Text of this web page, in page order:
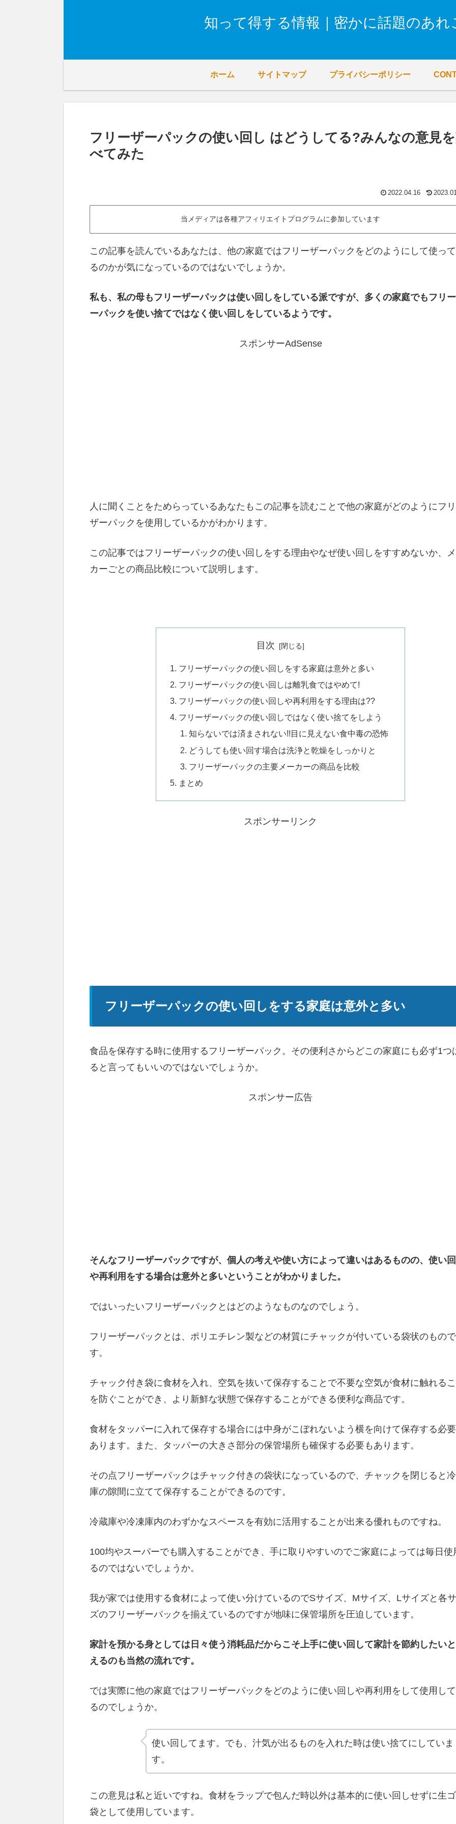
知って得する情報｜密かに話題のあれ
ホーム サイトマップ プライバシーポリシー
フリーザーパックの使い回し はどうしてる?みんなの意見
べてみた
2022.04.16
当メディアは各種アフィリエイトプログラムに参加しています
この記事を読んでいるあなたは、他の家庭ではフリーザーパックをどのようにして使っ
るのかが気になっているのではないでしょうか。
私も、私の母もフリーザーパックは使い回しをしている派ですが、多くの家庭でもフリ
ーパックを使い捨てではなく使い回しをしているようです。
スポンサーAdSense
人に聞くことをためらっているあなたもこの記事を読むことで他の家庭がどのようにフ
ザーパックを使用しているかがわかります。
この記事ではフリーザーパックの使い回しをする理由やなぜ使い回しをすすめないか、
カーごとの商品比較について説明します。
目次
フリーザーパックの使い回しをする家庭は意外と多い
フリーザーパックの使い回しは離乳食ではやめて!
フリーザーパックの使い回しや再利用をする理由は??
フリーザーパックの使い回しではなく使い捨てをしよう
知らないでは済まされない!!目に見えない食中毒の恐怖
どうしても使い回す場合は洗浄と乾燥をしっかりと
フリーザーパックの主要メーカーの商品を比較
まとめ
スポンサーリンク
フリーザーパックの使い回しをする家庭は意外と多い
食品を保存する時に使用するフリーザーパック。その便利さからどこの家庭にも必ず1つ
ると言ってもいいのではないでしょうか。
スポンサー広告
そんなフリーザーパックですが、個人の考えや使い方によって違いはあるものの、使い
や再利用をする場合は意外と多いということがわかりました。
ではいったいフリーザーパックとはどのようなものなのでしょう。
フリーザーパックとは、ポリエチレン製などの材質にチャックが付いている袋状のもので
す。
チャック付き袋に食材を入れ、空気を抜いて保存することで不要な空気が食材に触れる
を防ぐことができ、より新鮮な状態で保存することができる便利な商品です。
食材をタッパーに入れて保存する場合には中身がこぼれないよう横を向けて保存する必
あります。また、タッパーの大きさ部分の保管場所も確保する必要もあります。
その点フリーザーパックはチャック付きの袋状になっているので、チャックを閉じると
庫の隙間に立てて保存することができるのです。
冷蔵庫や冷凍庫内のわずかなスペースを有効に活用することが出来る優れものですね。
100均やスーパーでも購入することができ、手に取りやすいのでご家庭によっては毎日使
るのではないでしょうか。
我が家では使用する食材によって使い分けているのでSサイズ、Mサイズ、Lサイズと各
ズのフリーザーパックを揃えているのですが地味に保管場所を圧迫しています。
家計を預かる身としては日々使う消耗品だからこそ上手に使い回して家計を節約したい
えるのも当然の流れです。
では実際に他の家庭ではフリーザーパックをどのように使い回しや再利用をして使用し
るのでしょうか。
使い回してます。でも、汁気が出るものを入れた時は使い捨てにしていま
す。
この意見は私と近いですね。食材をラップで包んだ時以外は基本的に使い回しせずに生
袋として使用しています。